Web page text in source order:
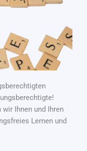
Ihnen und Ihren
Lernen und